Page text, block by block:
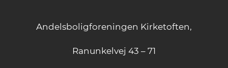
Andelsboligforeningen Kirketoften,
Ranunkelvej 43 – 71